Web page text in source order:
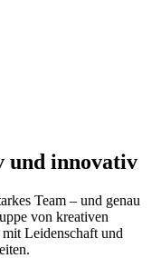
und innovativ
Team – und genau
von kreativen
Leidenschaft und